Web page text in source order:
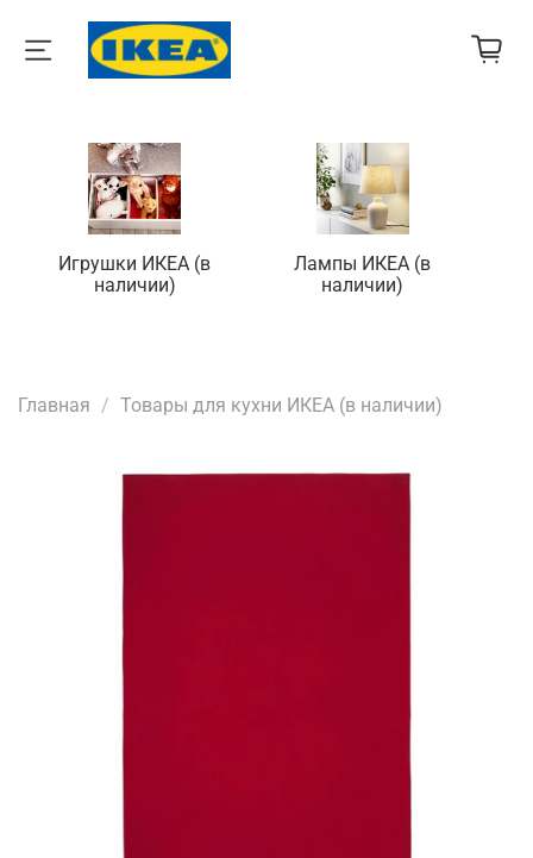
Игрушки ИКЕА (в
наличии)
Лампы ИКЕА (в
наличии)
Главная Товары для кухни ИКЕА (в наличии)